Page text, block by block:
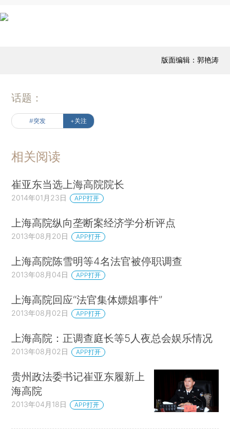
版面编辑：郭艳涛
话题：
#突发 +关注
相关阅读
崔亚东当选上海高院院长
2014年01月23日 APP打开
上海高院纵向垄断案经济学分析评点
2013年08月20日 APP打开
上海高院陈雪明等4名法官被停职调查
2013年08月04日 APP打开
上海高院回应“法官集体嫖娼事件”
2013年08月02日 APP打开
上海高院：正调查庭长等5人夜总会娱乐情况
2013年08月02日 APP打开
贵州政法委书记崔亚东履新上
海高院
2013年04月18日 APP打开